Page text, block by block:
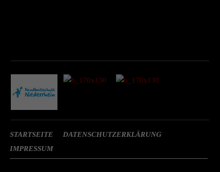
STARTSEITE
DATENSCHUTZERKLÄRUNG
IMPRESSUM